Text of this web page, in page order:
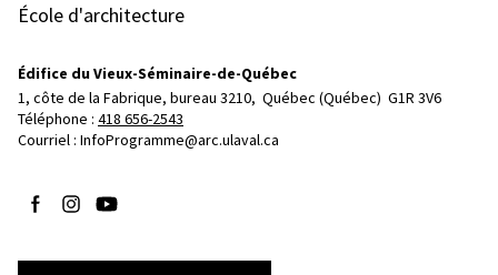
École d'architecture
Édifice du Vieux-Séminaire-de-Québec
1, côte de la Fabrique, bureau 3210, Québec (Québec)  G1R 3V6
Téléphone : 418 656-2543
Courriel : InfoProgramme@arc.ulaval.ca
Suivez-nous sur Facebook
Suivez-nous sur Instagram
Suivez-nous sur YouTube